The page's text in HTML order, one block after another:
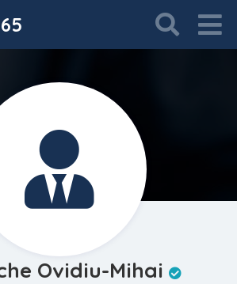
Ovidiu-Mihai